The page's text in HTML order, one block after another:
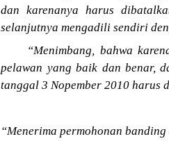
dan karenanya harus
selanjutnya mengadili sendiri
“Menimbang, bahwa
pelawan yang baik dan benar,
tanggal 3 Nopember 2010 harus
“Menerima permohonan